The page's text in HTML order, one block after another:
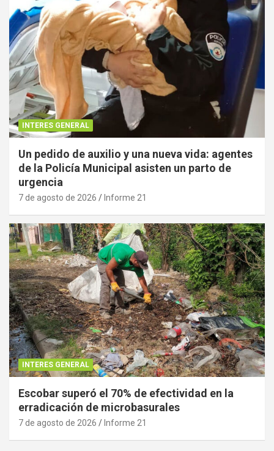
INTERES GENERAL
Un pedido de auxilio y una nueva vida: agentes
de la Policía Municipal asisten un parto de
urgencia
7 de agosto de 2026 Informe 21
INTERES GENERAL
Escobar superó el 70% de efectividad en la
erradicación de microbasurales
7 de agosto de 2026 Informe 21